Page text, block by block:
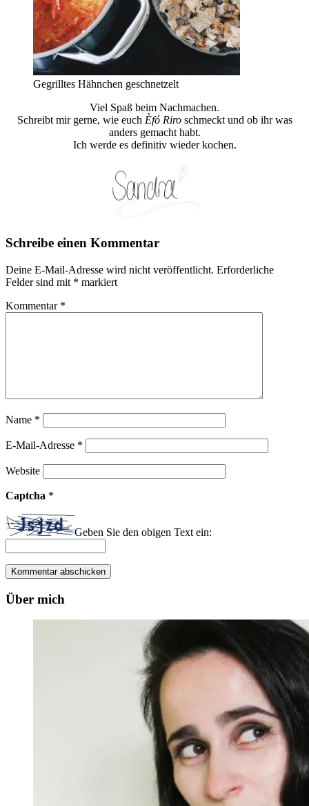
Gegrilltes Hähnchen geschnetzelt
Viel Spaß beim Nachmachen.
Schreibt mir gerne, wie euch Èfó Riroschmeckt und ob ihr was
anders gemacht habt.
Ich werde es definitiv wieder kochen.
Schreibe einen Kommentar
Deine E-Mail-Adresse wird nicht veröffentlicht. Erforderliche
Felder sind mit * markiert
Kommentar *
Name *
E-Mail-Adresse *
Website
Captcha *
Geben Sie den obigen Text ein:
Über mich